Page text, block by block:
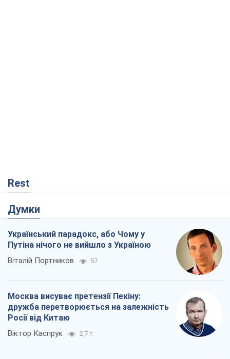
Rest
Думки
Український парадокс, або Чому у
Путіна нічого не вийшло з Україною
Віталій Портников 57
Москва висуває претензії Пекіну:
дружба перетворюється на залежність
Росії від Китаю
Віктор Каспрук 2,7 т.